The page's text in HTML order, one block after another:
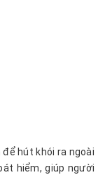
hút khói ra ngoài
hiểm, giúp người